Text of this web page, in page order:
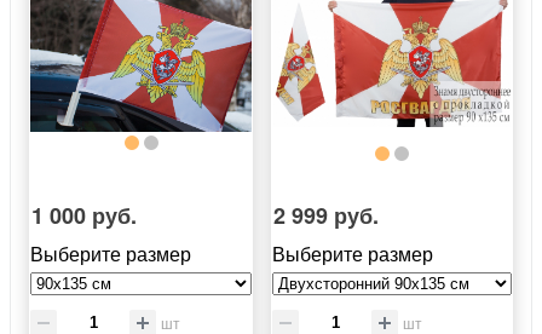
1 000 руб.
Выберите размер
шт
2 999 руб.
Выберите размер
шт